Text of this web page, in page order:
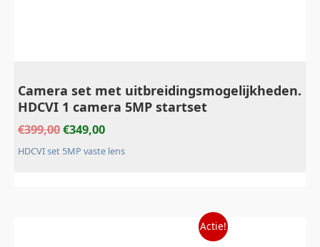
Camera set met uitbreidingsmogelijkheden.
HDCVI 1 camera 5MP startset
€399,00€349,00
HDCVI set 5MP vaste lens
Actie!